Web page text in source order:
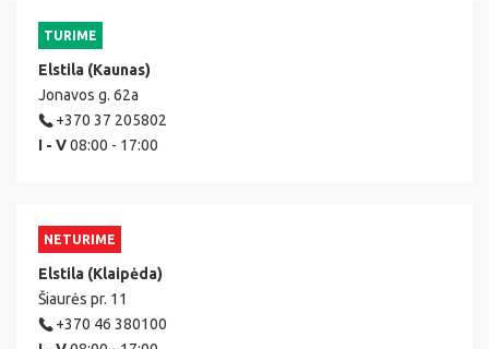
TURIME
Elstila (Kaunas)
Jonavos g. 62a
+370 37 205802
I - V08:00 - 17:00
NETURIME
Elstila (Klaipėda)
Šiaurės pr. 11
+370 46 380100